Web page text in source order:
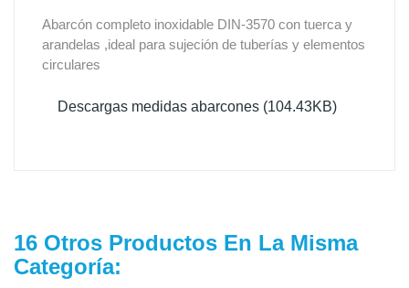
Abarcón completo inoxidable DIN-3570 con tuerca y
arandelas ,ideal para sujeción de tuberías y elementos
circulares
Descargas medidas abarcones (104.43KB)
16 Otros Productos En La Misma
Categoría: